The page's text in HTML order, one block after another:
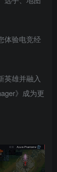
体验电竞经
英雄并融入
》成为更